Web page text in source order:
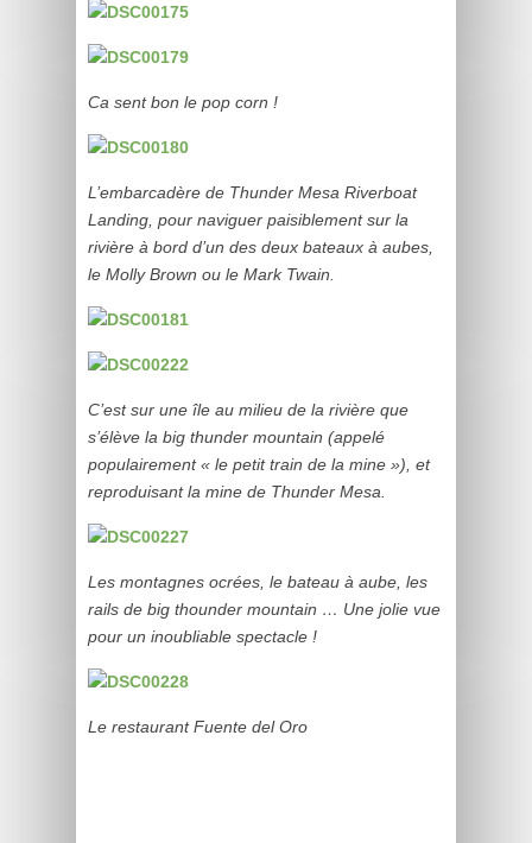
Ca sent bon le pop corn !
L’embarcadère de Thunder Mesa Riverboat
Landing, pour naviguer paisiblement sur la
rivière à bord d’un des deux bateaux à aubes,
le Molly Brown ou le Mark Twain.
C’est sur une île au milieu de la rivière que
s’élève la big thunder mountain (appelé
populairement « le petit train de la mine »), et
reproduisant la mine de Thunder Mesa.
Les montagnes ocrées, le bateau à aube, les
rails de big thounder mountain … Une jolie vue
pour un inoubliable spectacle !
Le restaurant Fuente del Oro